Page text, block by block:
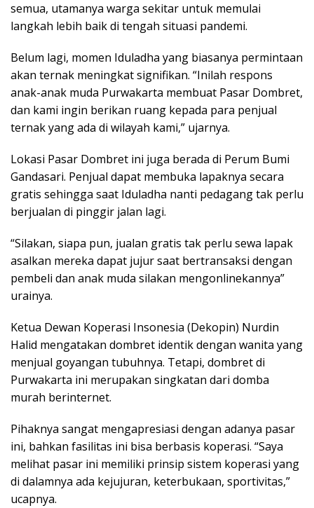
semua, utamanya warga sekitar untuk memulai
langkah lebih baik di tengah situasi pandemi.
Belum lagi, momen Iduladha yang biasanya permintaan
akan ternak meningkat signifikan. “Inilah respons
anak-anak muda Purwakarta membuat Pasar Dombret,
dan kami ingin berikan ruang kepada para penjual
ternak yang ada di wilayah kami,” ujarnya.
Lokasi Pasar Dombret ini juga berada di Perum Bumi
Gandasari. Penjual dapat membuka lapaknya secara
gratis sehingga saat Iduladha nanti pedagang tak perlu
berjualan di pinggir jalan lagi.
“Silakan, siapa pun, jualan gratis tak perlu sewa lapak
asalkan mereka dapat jujur saat bertransaksi dengan
pembeli dan anak muda silakan mengonlinekannya”
urainya.
Ketua Dewan Koperasi Insonesia (Dekopin) Nurdin
Halid mengatakan dombret identik dengan wanita yang
menjual goyangan tubuhnya. Tetapi, dombret di
Purwakarta ini merupakan singkatan dari domba
murah berinternet.
Pihaknya sangat mengapresiasi dengan adanya pasar
ini, bahkan fasilitas ini bisa berbasis koperasi. “Saya
melihat pasar ini memiliki prinsip sistem koperasi yang
di dalamnya ada kejujuran, keterbukaan, sportivitas,”
ucapnya.